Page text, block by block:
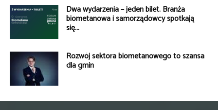
Dwa wydarzenia – jeden bilet. Branża
biometanowa i samorządowcy spotkają
się...
Rozwój sektora biometanowego to szansa
dla gmin